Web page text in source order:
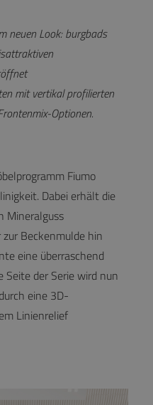
neuen Look: burgbads
mit vertikal profilierten
Optionen.
Fiumo
Dabei erhält die
Mineralguss
Beckenmulde hin
eine überraschend
Seite der Serie wird nun
eine 3D-
Linienrelief